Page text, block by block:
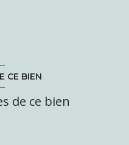
CE BIEN
de ce bien